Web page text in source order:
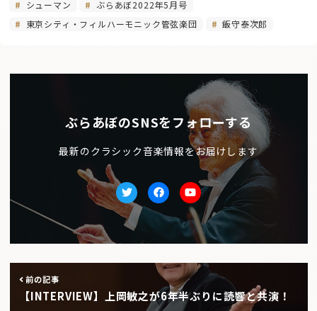
シューマン
ぶらあぼ2022年5月号
東京シティ・フィルハーモニック管弦楽団
飯守泰次郎
ぶらあぼのSNSをフォローする
最新のクラシック音楽情報をお届けします
TwitterfacebookYoutube
前の記事
【INTERVIEW】上岡敏之が6年半ぶりに読響と共演！